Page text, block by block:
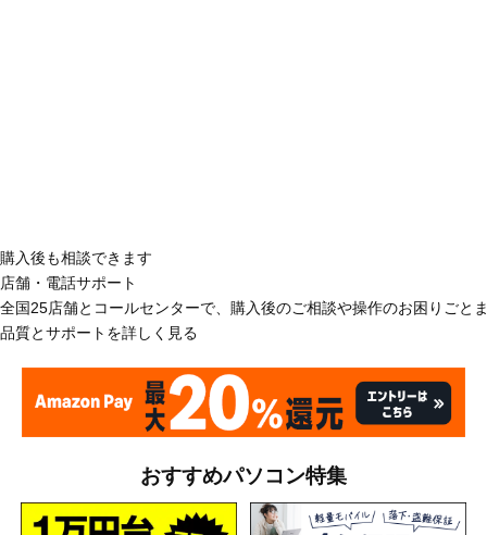
購入後も相談できます
店舗・電話サポート
全国25店舗とコールセンターで、購入後のご相談や操作のお困りごと
品質とサポートを詳しく見る
おすすめパソコン特集